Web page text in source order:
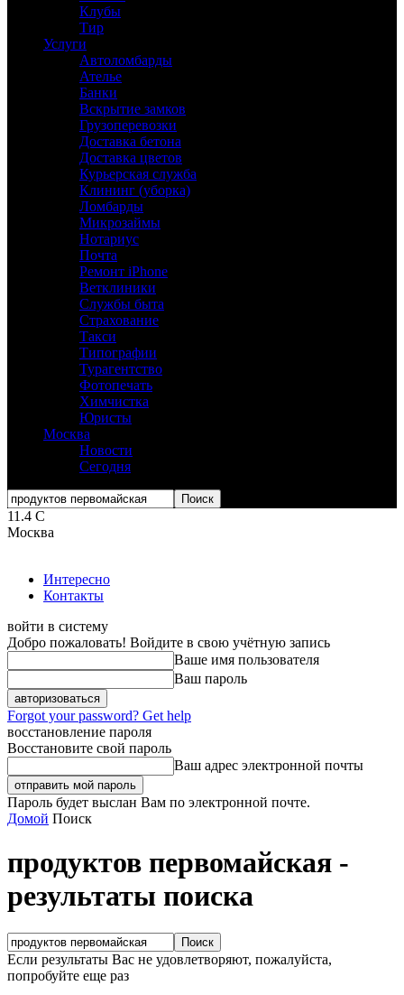
Клубы
Тир
Услуги
Автоломбарды
Ателье
Банки
Вскрытие замков
Грузоперевозки
Доставка бетона
Доставка цветов
Курьерская служба
Клининг (уборка)
Ломбарды
Микрозаймы
Нотариус
Почта
Ремонт iPhone
Ветклиники
Службы быта
Страхование
Такси
Типографии
Турагентство
Фотопечать
Химчистка
Юристы
Москва
Новости
Сегодня
11.4 C
Москва
Интересно
Контакты
войти в систему
Добро пожаловать! Войдите в свою учётную запись
Ваше имя пользователя
Ваш пароль
Forgot your password? Get help
восстановление пароля
Восстановите свой пароль
Ваш адрес электронной почты
Пароль будет выслан Вам по электронной почте.
Домой Поиск
продуктов первомайская -
результаты поиска
Если результаты Вас не удовлетворяют, пожалуйста,
попробуйте еще раз